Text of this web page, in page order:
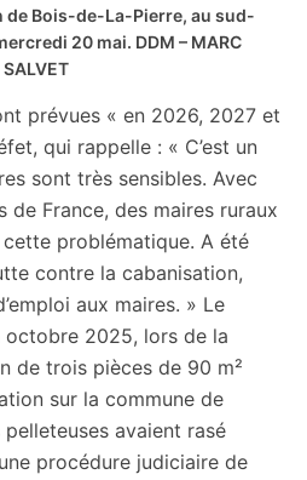
de Bois-de-La-Pierre, au sud-
20 mai. DDM – MARC
SALVET
prévues « en 2026, 2027 et
qui rappelle : « C’est un
sont très sensibles. Avec
de France, des maires ruraux
problématique. A été
contre la cabanisation,
aux maires. » Le
2025, lors de la
de trois pièces de 90 m²
sur la commune de
avaient rasé
procédure judiciaire de